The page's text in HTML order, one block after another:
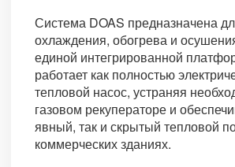
Система DOAS предназначена
охлаждения, обогрева и
единой интегрированной
работает как полностью
тепловой насос, устраняя
газовом рекуператоре и
явный, так и скрытый тепловой
коммерческих зданиях.